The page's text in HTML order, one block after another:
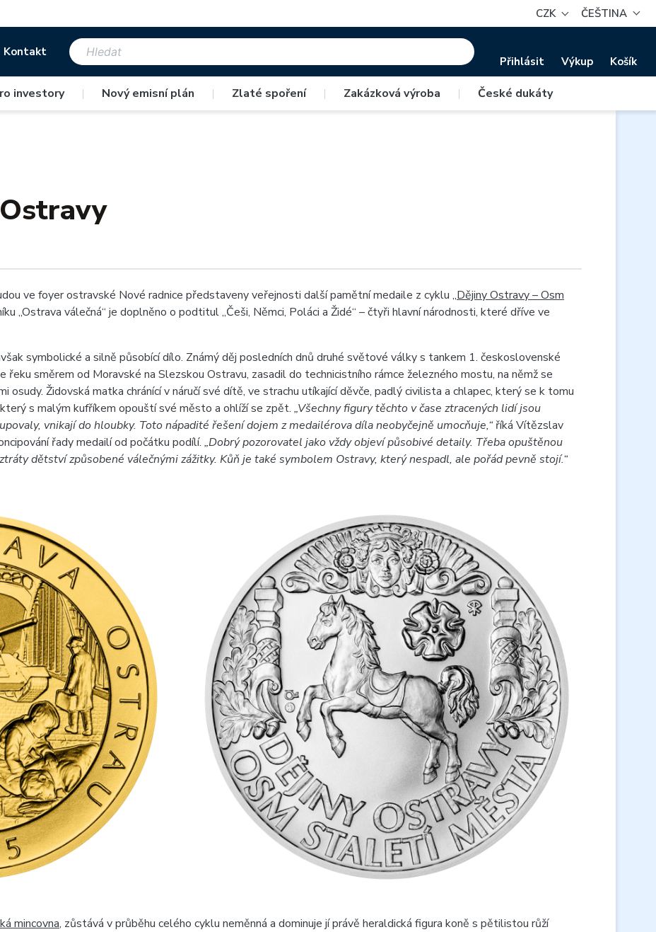
CZK ČEŠTINA
Kontakt
Přihlásit Výkup Košík
investory | Nový emisní plán | Zlaté spoření | Zakázková výroba | České dukáty
ve foyer ostravské Nové radnice představeny veřejnosti další pamětní medaile z cyklu „Dějiny Ostravy – Osm
„Ostrava válečná“ je doplněno o podtitul „Češi, Němci, Poláci a Židé“ – čtyři hlavní národnosti, které dříve ve
symbolické a silně působící dílo. Známý děj posledních dnů druhé světové války s tankem 1. československé
směrem od Moravské na Slezskou Ostravu, zasadil do technicistního rámce železného mostu, na němž se
osudy. Židovská matka chránící v náručí své dítě, ve strachu utíkající děvče, padlý civilista a chlapec, který se k tomu
s malým kufříkem opouští své město a ohlíží se zpět. „Všechny figury těchto v čase ztracených lidí jsou
vnikají do hloubky. Toto nápadité řešení dojem z medailérova díla neobyčejně umocňuje,“ říká Vítězslav
řady medailí od počátku podílí. „Dobrý pozorovatel jako vždy objeví působivé detaily. Třeba opuštěnou
dětství způsobené válečnými zážitky. Kůň je také symbolem Ostravy, který nespadl, ale pořád pevně stojí.“
mincovna, zůstává v průběhu celého cyklu neměnná a dominuje jí právě heraldická figura koně s pětilistou růží